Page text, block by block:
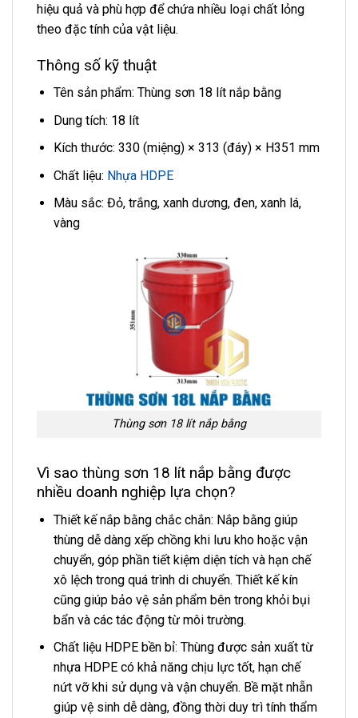
hiệu quả và phù hợp để chứa nhiều loại chất lỏng
theo đặc tính của vật liệu.
Thông số kỹ thuật
Tên sản phẩm: Thùng sơn 18 lít nắp bằng
Dung tích: 18 lít
Kích thước: 330 (miệng) × 313 (đáy) × H351 mm
Chất liệu: Nhựa HDPE
Màu sắc: Đỏ, trắng, xanh dương, đen, xanh lá,
vàng
Thùng sơn 18 lít nắp bằng
Vì sao thùng sơn 18 lít nắp bằng được
nhiều doanh nghiệp lựa chọn?
Thiết kế nắp bằng chắc chắn: Nắp bằng giúp
thùng dễ dàng xếp chồng khi lưu kho hoặc vận
chuyển, góp phần tiết kiệm diện tích và hạn chế
xô lệch trong quá trình di chuyển. Thiết kế kín
cũng giúp bảo vệ sản phẩm bên trong khỏi bụi
bẩn và các tác động từ môi trường.
Chất liệu HDPE bền bỉ: Thùng được sản xuất từ
nhựa HDPE có khả năng chịu lực tốt, hạn chế
nứt vỡ khi sử dụng và vận chuyển. Bề mặt nhẵn
giúp vệ sinh dễ dàng, đồng thời duy trì tính thẩm